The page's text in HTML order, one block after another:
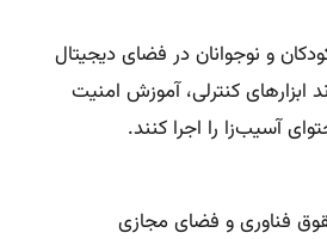
و نوجوانان در فضای دیجیتال
ابزارهای کنترلی، آموزش امنیت
آسیب‌زا را اجرا کنند.
فناوری و فضای مجازی